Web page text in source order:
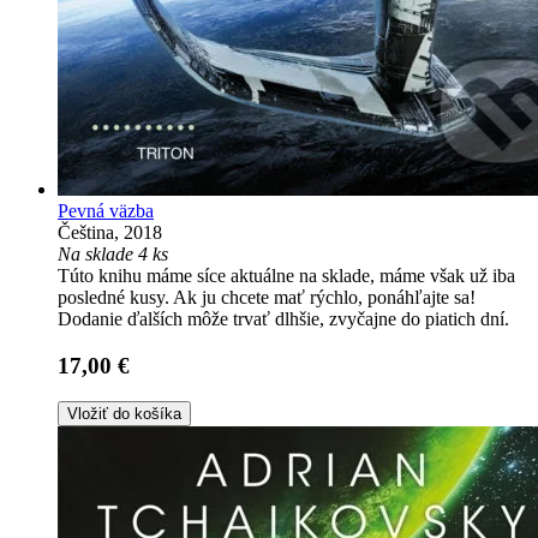
Pevná väzba
Čeština, 2018
Na sklade 4 ks
Túto knihu máme síce aktuálne na sklade, máme však už iba
posledné kusy. Ak ju chcete mať rýchlo, ponáhľajte sa!
Dodanie ďalších môže trvať dlhšie, zvyčajne do piatich dní.
17,00 €
Vložiť do košíka